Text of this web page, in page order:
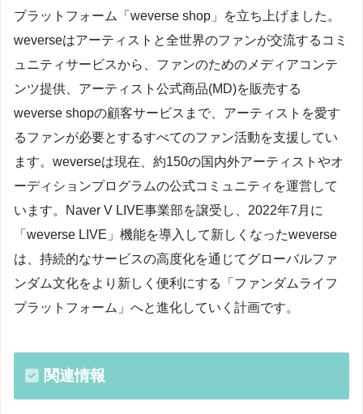
プラットフォーム「weverse shop」を立ち上げました。
weverseはアーティストと全世界のファンが交流するコミ
ュニティサービスから、ファンのためのメディアコンテ
ンツ提供、アーティスト公式商品(MD)を販売する
weverse shopの顧客サービスまで、アーティストを愛す
るファンが必要とするすべてのファン活動を支援してい
ます。weverseは現在、約150の国内外アーティストやオ
ーディションプログラムの公式コミュニティを運営して
います。Naver V LIVE事業部を譲受し、2022年7月に
「weverse LIVE」機能を導入して新しくなったweverse
は、持続的なサービスの高度化を通じてグローバルファ
ンダム文化をより新しく便利にする「ファンダムライフ
プラットフォーム」へと進化していく計画です。
関連情報